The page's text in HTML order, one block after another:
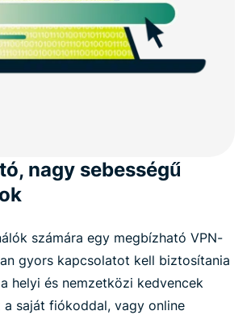
nagy sebességű
számára egy megbízható VPN-
gyors kapcsolatot kell biztosítania
helyi és nemzetközi kedvencek
a saját fiókoddal, vagy online